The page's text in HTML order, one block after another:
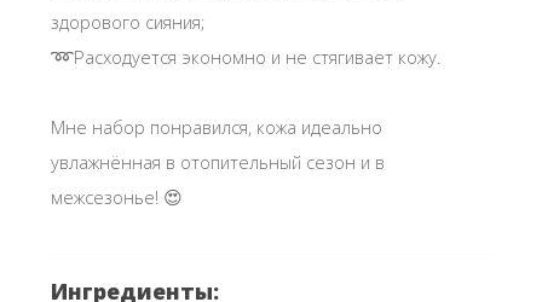
здорового сияния;
➿Расходуется экономно и не стягивает кожу.
Мне набор понравился, кожа идеально
увлажнённая в отопительный сезон и в
межсезонье! 😍
Ингредиенты: